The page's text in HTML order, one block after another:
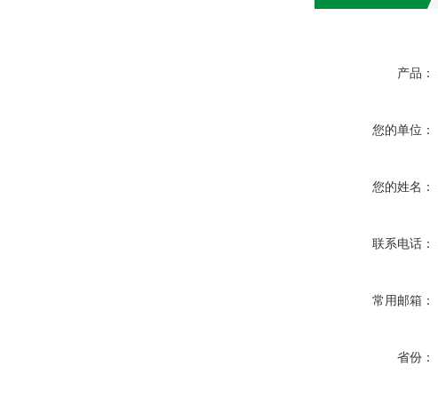
产品：
您的单位：
您的姓名：
联系电话：
常用邮箱：
省份：